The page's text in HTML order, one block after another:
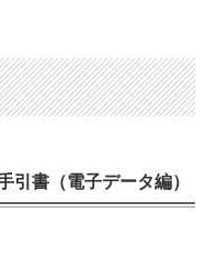
引書（電子データ編）